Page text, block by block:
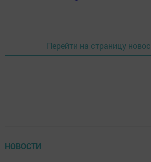
Перейти на страницу
НОВОСТИ